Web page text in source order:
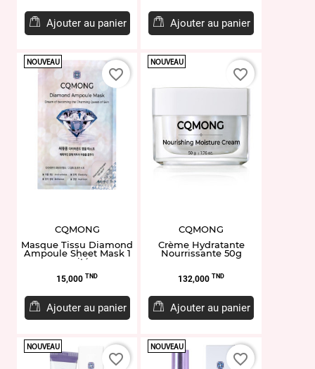
Ajouter au panier Ajouter au panier
NOUVEAU
CQMONG
Masque Tissu Diamond
Ampoule Sheet Mask 1
unité
Prix
15,000 TND
Ajouter au panier
favorite_border
NOUVEAU
CQMONG
Crème Hydratante
Nourrissante 50g
Prix
132,000 TND
Ajouter au panier
favorite_border
NOUVEAU
favorite_border
NOUVEAU
favorite_border